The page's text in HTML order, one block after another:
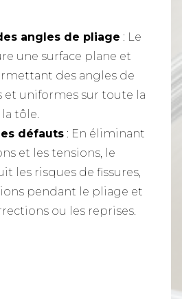
angles de pliage : Le
une surface plane et
des angles de
et uniformes sur toute la
tôle.
défauts : En éliminant
et les tensions, le
les risques de fissures,
pendant le pliage et
ou les reprises.